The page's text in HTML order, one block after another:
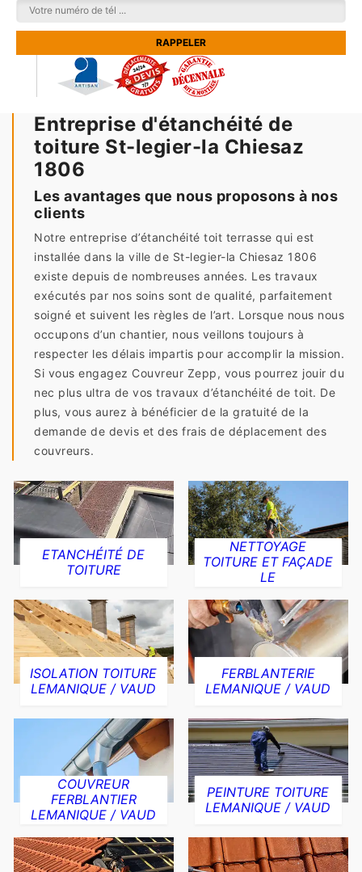
Entreprise d'étanchéité de
toiture St-legier-la Chiesaz
1806
Les avantages que nous proposons à nos
clients
Notre entreprise d’étanchéité toit terrasse qui est
installée dans la ville de St-legier-la Chiesaz 1806
existe depuis de nombreuses années. Les travaux
exécutés par nos soins sont de qualité, parfaitement
soigné et suivent les règles de l’art. Lorsque nous nous
occupons d’un chantier, nous veillons toujours à
respecter les délais impartis pour accomplir la mission.
Si vous engagez Couvreur Zepp, vous pourrez jouir du
nec plus ultra de vos travaux d’étanchéité de toit. De
plus, vous aurez à bénéficier de la gratuité de la
demande de devis et des frais de déplacement des
couvreurs.
ETANCHÉITÉ DE
TOITURE
NETTOYAGE
TOITURE ET FAÇADE
LE
ISOLATION TOITURE
LEMANIQUE / VAUD
FERBLANTERIE
LEMANIQUE / VAUD
COUVREUR
FERBLANTIER
LEMANIQUE / VAUD
PEINTURE TOITURE
LEMANIQUE / VAUD